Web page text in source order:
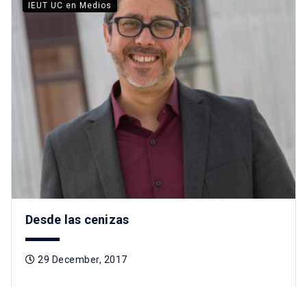
IEUT UC en Medios
Desde las cenizas
29 December, 2017